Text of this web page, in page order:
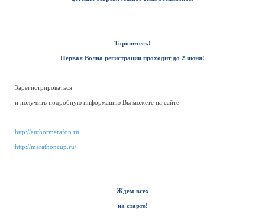
Торопитесь!
Первая Волна регистрации проходит до 2 июня!
Зарегистрироваться
и получить подробную информацию Вы можете на сайте
http://authormarafon.ru
http://marathoncup.ru/
Ждем всех
на старте!